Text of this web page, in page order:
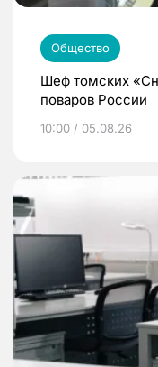
Общество
Шеф томских
поваров России
10:00 / 05.08.26